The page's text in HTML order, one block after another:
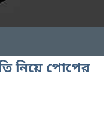
নিয়ে পোপের